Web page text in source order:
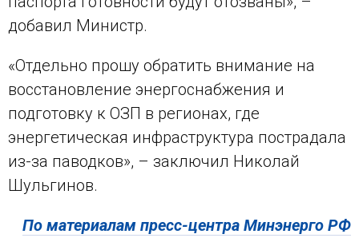
добавил Министр.
«Отдельно прошу обратить внимание на
восстановление энергоснабжения и
подготовку к ОЗП в регионах, где
энергетическая инфраструктура пострадала
из-за паводков», – заключил Николай
Шульгинов.
По материалам пресс-центра Минэнерго РФ